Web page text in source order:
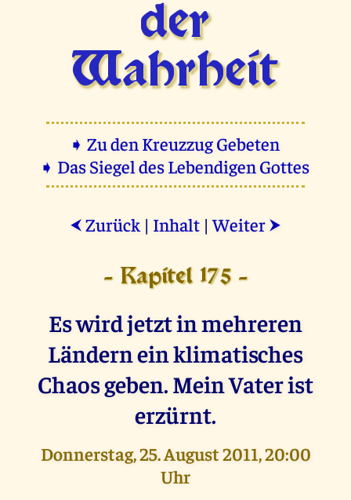
der
Wahrheit
➧ Zu den Kreuzzug Gebeten
➧ Das Siegel des Lebendigen Gottes
⮜ Zurück | Inhalt |Weiter ⮞
- Kapitel 175 -
Es wird jetzt in mehreren
Ländern ein klimatisches
Chaos geben. Mein Vater ist
erzürnt.
Donnerstag, 25. August 2011, 20:00
Uhr